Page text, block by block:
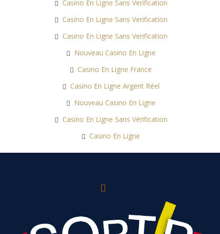
Casino En Ligne Sans Verification
Casino En Ligne Sans Verification
Casino En Ligne Sans Verification
Nouveau Casino En Ligne
Casino En Ligne France
Casino En Ligne Argent Réel
Nouveau Casino En Ligne
Casino En Ligne Sans Vérification
Casino En Ligne